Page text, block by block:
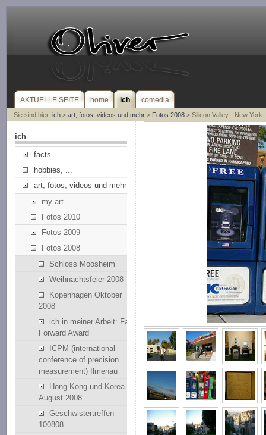
AKTUELLE SEITE home ich comedia
Sie sind hier: ich> art, fotos, videos und mehr> Fotos 2008> Silicon Valley - New York
ich
facts
hobbies, ...
art, fotos, videos und mehr
my art
Fotos 2010
Fotos 2009
Fotos 2008
Schloss Moosheim
Weihnachtsfeier 2008
Kopenhagen Oktober
2008
ich in meiner Arbeit: Fast
Forward Award
ICPM (international
conference of precision
measurement) Ilmenau
Hong Kong und Korea
August 2008
Geschwistertreffen
100808